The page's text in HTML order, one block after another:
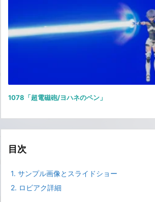
1078「超電磁砲/ヨハネのペン」
目次
1. サンプル画像とスライドショー
2. ロビアク詳細